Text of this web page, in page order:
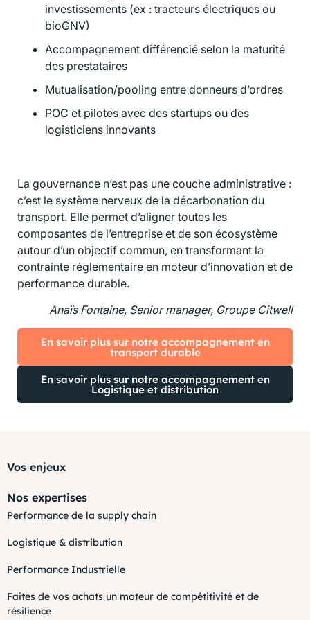
investissements (ex : tracteurs électriques ou
bioGNV)
Accompagnement différencié selon la maturité
des prestataires
Mutualisation/pooling entre donneurs d’ordres
POC et pilotes avec des startups ou des
logisticiens innovants
La gouvernance n’est pas une couche administrative :
c’est le système nerveux de la décarbonation du
transport. Elle permet d’aligner toutes les
composantes de l’entreprise et de son écosystème
autour d’un objectif commun, en transformant la
contrainte réglementaire en moteur d’innovation et de
performance durable.
Anaïs Fontaine, Senior manager, Groupe Citwell
En savoir plus sur notre accompagnement en
transport durable
En savoir plus sur notre accompagnement en
Logistique et distribution
Vos enjeux
Nos expertises
Performance de la supply chain
Logistique & distribution
Performance Industrielle
Faites de vos achats un moteur de compétitivité et de
résilience